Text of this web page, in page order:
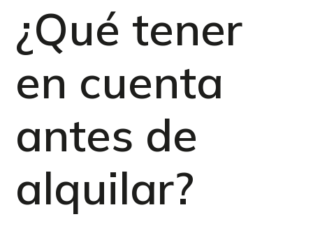
¿Qué tener
en cuenta
antes de
alquilar?